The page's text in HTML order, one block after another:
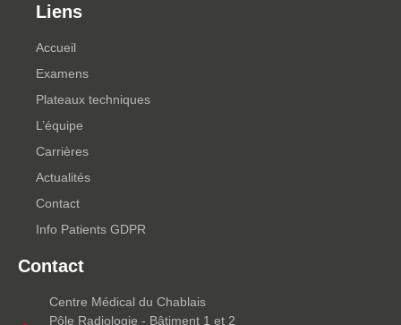
Liens
Accueil
Examens
Plateaux techniques
L’équipe
Carrières
Actualités
Contact
Info Patients GDPR
Contact
Centre Médical du Chablais
Pôle Radiologie - Bâtiment 1 et 2